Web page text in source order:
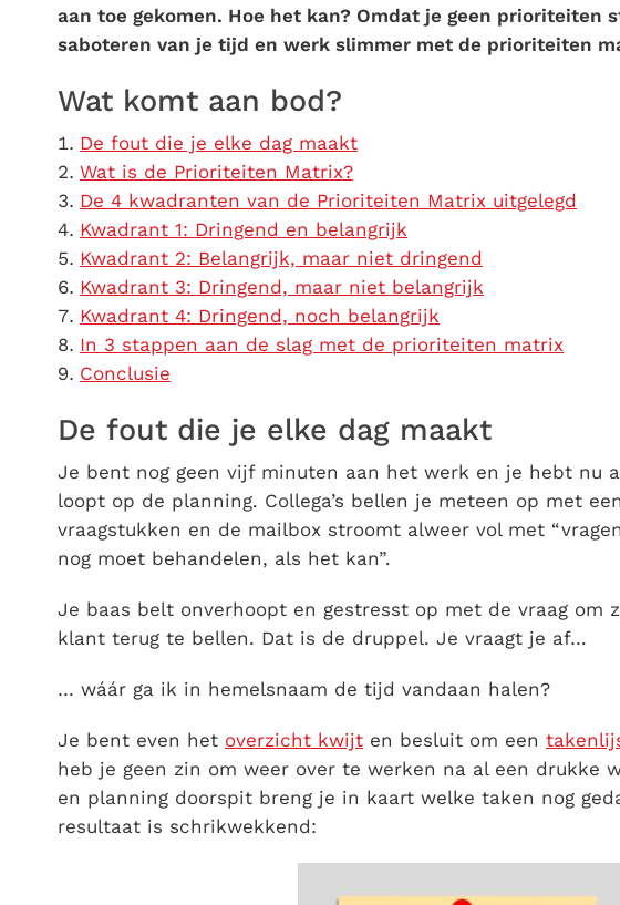
aan toe gekomen. Hoe het kan? Omdat je geen prioriteiten
saboteren van je tijd en werk slimmer met de prioriteiten
Wat komt aan bod?
De fout die je elke dag maakt
Wat is de Prioriteiten Matrix?
De 4 kwadranten van de Prioriteiten Matrix uitgelegd
Kwadrant 1: Dringend en belangrijk
Kwadrant 2: Belangrijk, maar niet dringend
Kwadrant 3: Dringend, maar niet belangrijk
Kwadrant 4: Dringend, noch belangrijk
In 3 stappen aan de slag met de prioriteiten matrix
Conclusie
De fout die je elke dag maakt
Je bent nog geen vijf minuten aan het werk en je hebt nu
loopt op de planning. Collega’s bellen je meteen op met
vraagstukken en de mailbox stroomt alweer vol met
nog moet behandelen, als het kan”.
Je baas belt onverhoopt en gestresst op met de vraag om
klant terug te bellen. Dat is de druppel. Je vraagt je af…
… wáár ga ik in hemelsnaam de tijd vandaan halen?
Je bent even het overzicht kwijt en besluit om een
heb je geen zin om weer over te werken na al een drukke
en planning doorspit breng je in kaart welke taken nog
resultaat is schrikwekkend: